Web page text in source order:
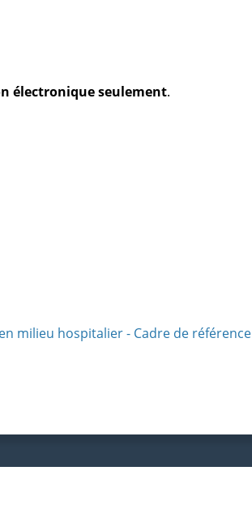
électronique seulement.
milieu hospitalier - Cadre de référence